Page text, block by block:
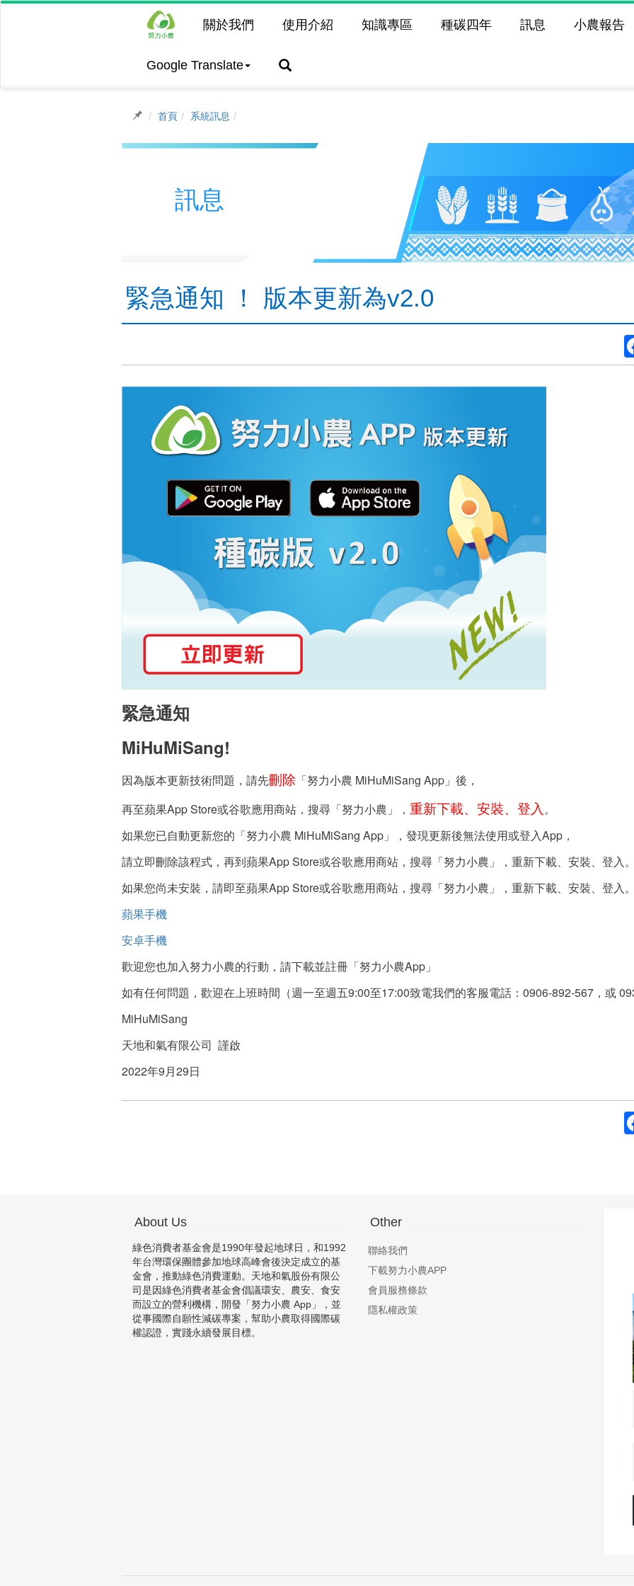
關於我們 使用介紹 知識專區 種碳四年 訊息 小農報告
Google Translate
首頁 系統訊息
訊息
緊急通知 ！ 版本更新為v2.0
緊急通知
MiHuMiSang!
因為版本更新技術問題，請先刪除 「努力小農 MiHuMiSang App」後，
再至蘋果App Store或谷歌應用商站，搜尋「努力小農」， 重新下載、安裝、登入。
如果您已自動更新您的「努力小農 MiHuMiSang App」，發現更新後無法使用或登入App，
請立即刪除該程式，再到蘋果App Store或谷歌應用商站，搜尋「努力小農」，重新下載、安裝、登入。
如果您尚未安裝，請即至蘋果App Store或谷歌應用商站，搜尋「努力小農」，重新下載、安裝、登入。
蘋果手機
安卓手機
歡迎您也加入努力小農的行動，請下載並註冊「努力小農App」
如有任何問題，歡迎在上班時間（週一至週五9:00至17:00致電我們的客服電話：0906-892-567，或
MiHuMiSang
天地和氣有限公司 謹啟
2022年9月29日
About Us
綠色消費者基金會是1990年發起地球日，和1992
年台灣環保團體參加地球高峰會後決定成立的基
金會，推動綠色消費運動。天地和氣股份有限公
司是因綠色消費者基金會倡議環安、農安、食安
而設立的營利機構，開發「努力小農 App」，並
從事國際自願性減碳專案，幫助小農取得國際碳
權認證，實踐永續發展目標。
Other
聯絡我們
下載努力小農APP
會員服務條款
隱私權政策